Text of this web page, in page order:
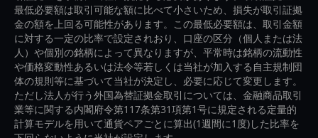
最低必要額は取引可能な額に比べて小さいため、損失が取引証拠
金の額を上回る可能性があります。この最低必要額は、取引金額
に対する一定の比率で設定されおり、口座の区分（個人または法
人）や個別の銘柄によって異なりますが、平常時は銘柄の流動性
や価格変動性あるいは法令等若しくは当社が加入する自主規制団
体の規則等に基づいて当社が決定し、必要に応じて変更します。
ただし法人が行う外国為替証拠金取引については、金融商品取引
業等に関する内閣府令第117条第31項第1号に規定される定量的
計算モデルを用いて通貨ペアごとに算出(1週間に1度)した比率を